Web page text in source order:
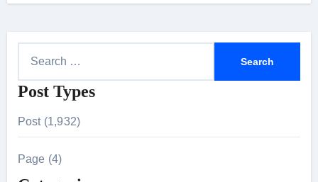
a
Post Types
Post (1,932)
Page (4)